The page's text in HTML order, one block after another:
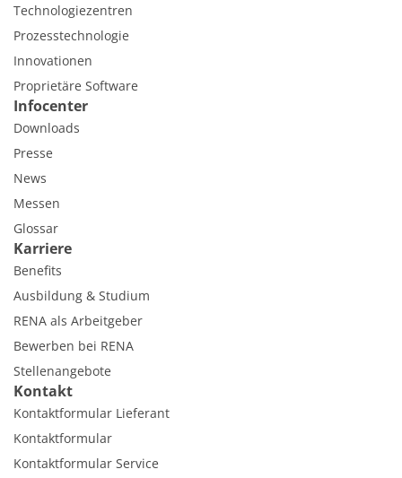
Technologiezentren
Prozesstechnologie
Innovationen
Proprietäre Software
Infocenter
Downloads
Presse
News
Messen
Glossar
Karriere
Benefits
Ausbildung & Studium
RENA als Arbeitgeber
Bewerben bei RENA
Stellenangebote
Kontakt
Kontaktformular Lieferant
Kontaktformular
Kontaktformular Service